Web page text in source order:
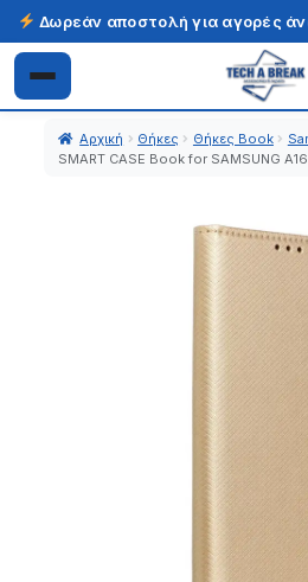
Δωρεάν αποστολή για αγορές
Απευθείας
μετάβαση
Μετάβαση
σε
περιεχόμενο
Αρχική Θήκες Θήκες Book
SMART CASE Book for SAMSUNG